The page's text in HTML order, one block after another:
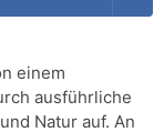
einem
ausführliche
Natur auf. An